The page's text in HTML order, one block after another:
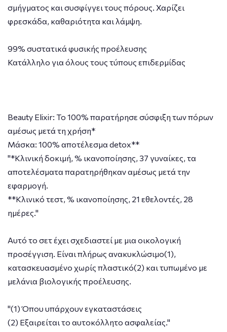
σμήγματος και συσφίγγει τους πόρους. Χαρίζει
φρεσκάδα, καθαριότητα και λάμψη.
99% συστατικά φυσικής προέλευσης
Κατάλληλο για όλους τους τύπους επιδερμίδας
Beauty Elixir: Το 100% παρατήρησε σύσφιξη των πόρων
αμέσως μετά τη χρήση*
Μάσκα: 100% αποτέλεσμα detox**
"*Κλινική δοκιμή, % ικανοποίησης, 37 γυναίκες, τα
αποτελέσματα παρατηρήθηκαν αμέσως μετά την
εφαρμογή.
**Κλινικό τεστ, % ικανοποίησης, 21 εθελοντές, 28
ημέρες."
Αυτό το σετ έχει σχεδιαστεί με μια οικολογική
προσέγγιση. Είναι πλήρως ανακυκλώσιμο(1),
κατασκευασμένο χωρίς πλαστικό(2) και τυπωμένο με
μελάνια βιολογικής προέλευσης.
"(1) Όπου υπάρχουν εγκαταστάσεις
(2) Εξαιρείται το αυτοκόλλητο ασφαλείας."